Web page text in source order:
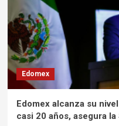
Edomex
Edomex alcanza su
casi 20 años, asegura la